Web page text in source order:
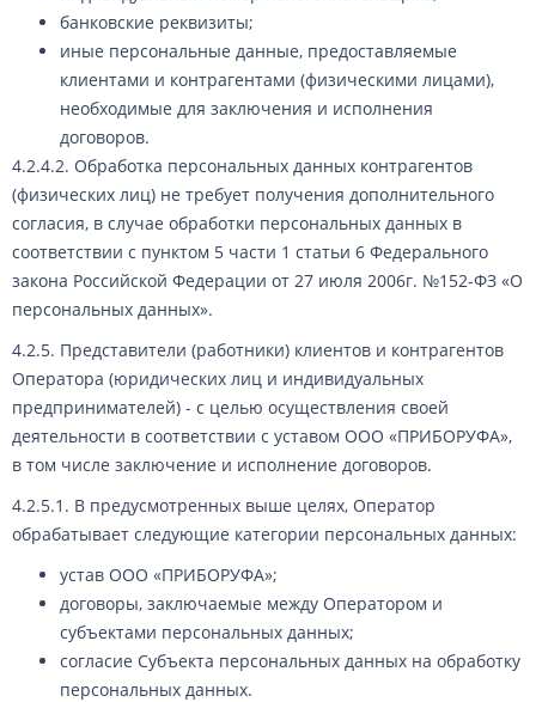
банковские реквизиты;
иные персональные данные, предоставляемые
клиентами и контрагентами (физическими лицами),
необходимые для заключения и исполнения
договоров.
4.2.4.2. Обработка персональных данных контрагентов
(физических лиц) не требует получения дополнительного
согласия, в случае обработки персональных данных в
соответствии с пунктом 5 части 1 статьи 6 Федерального
закона Российской Федерации от 27 июля 2006г. №152-ФЗ «О
персональных данных».
4.2.5. Представители (работники) клиентов и контрагентов
Оператора (юридических лиц и индивидуальных
предпринимателей) - с целью осуществления своей
деятельности в соответствии с уставом ООО «ПРИБОРУФА»,
в том числе заключение и исполнение договоров.
4.2.5.1. В предусмотренных выше целях, Оператор
обрабатывает следующие категории персональных данных:
устав ООО «ПРИБОРУФА»;
договоры, заключаемые между Оператором и
субъектами персональных данных;
согласие Субъекта персональных данных на обработку
персональных данных.